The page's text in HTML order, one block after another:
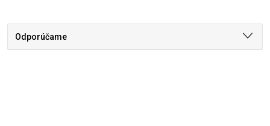
Odporúčame